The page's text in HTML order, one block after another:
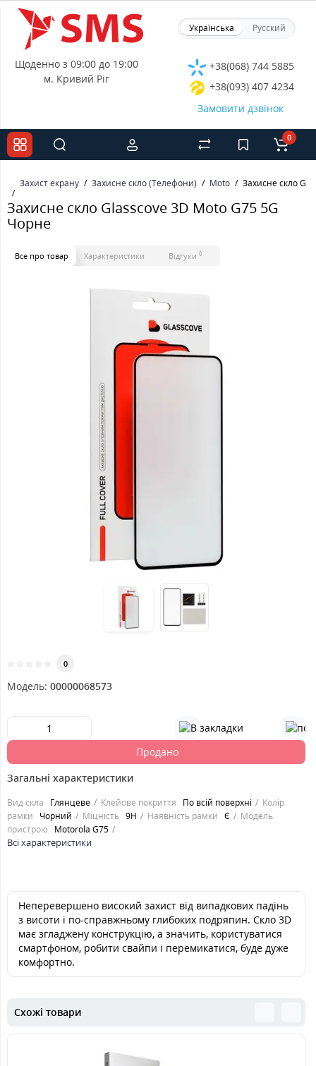
Українська Русский
Щоденно з 09:00 до 19:00
м. Кривий Ріг
+38(068) 744 5885
+38(093) 407 4234
Замовити дзвінок
0
Захист екрану Захисне скло (Телефони) Moto Захисне скло
Захисне скло Glasscove 3D Moto G75 5G
Чорне
Все про товар Характеристики Відгуки 0
0
Модель: 00000068573
Продано
Загальні характеристики
Вид скла Глянцеве Клейове покриття По всій поверхні
Колір
рамки
Чорний Міцність 9H Наявність рамки Є
Модель
пристрою Motorola G75
Всі характеристики
Неперевершено високий захист від випадкових падінь
з висоти і по-справжньому глибоких подряпин. Скло 3D
має згладжену конструкцію, а значить, користуватися
смартфоном, робити свайпи і перемикатися, буде дуже
комфортно.
Схожі товари